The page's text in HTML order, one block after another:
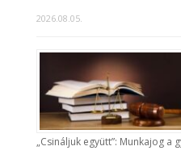
2026.08.05.
„Csináljuk együtt”: Munkajog a